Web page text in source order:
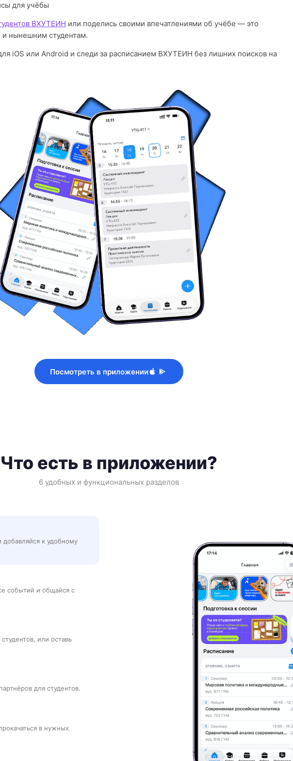
для учёбы
ВХУТЕИН или поделись своими впечатлениями об учёбе — это
нынешним студентам.
iOS или Android и следи за расписанием ВХУТЕИН без лишних поисков на
Посмотреть в приложении
Что есть в приложении?
6 удобных и функциональных разделов
добавляйся к удобному
событий и общайся с
или оставь
для студентов.
в нужных